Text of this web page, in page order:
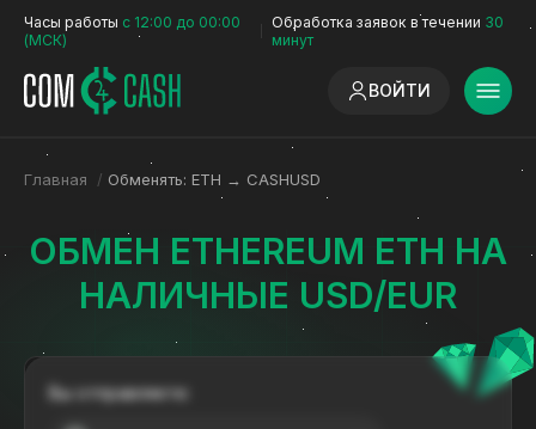
Часы работы с 12:00 до 00:00
(МСК)
Обработка заявок в течении 30
минут
ВОЙТИ
Главная / Обменять: ETH → CASHUSD
ОБМЕН ETHEREUM ETH НА
НАЛИЧНЫЕ USD/EUR
Вы отправляете: